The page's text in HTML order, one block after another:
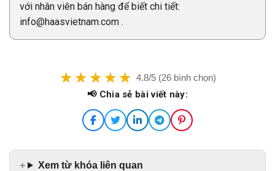
với nhân viên bán hàng để biết chi tiết:
info@haasvietnam.com .
4.8/5 (26 bình chọn)
📢 Chia sẻ bài viết này:
Xem từ khóa liên quan